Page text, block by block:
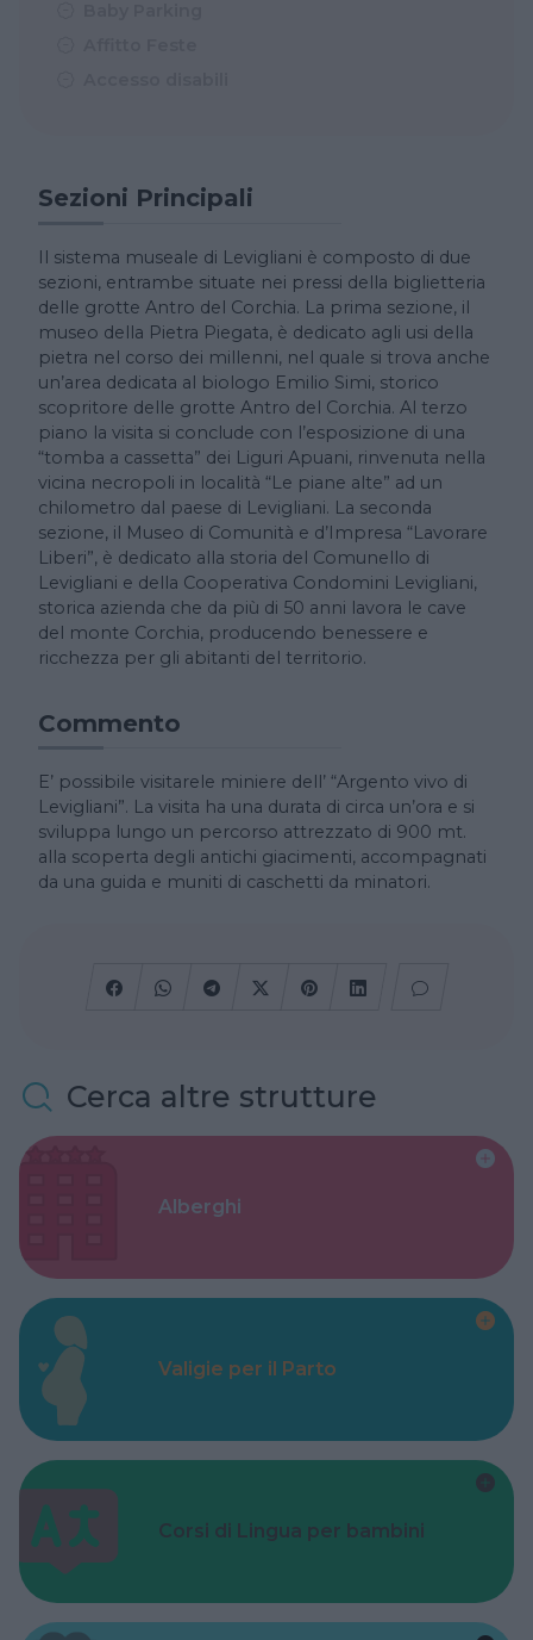
Sezioni Principali
Il sistema museale di Levigliani è composto di due
sezioni, entrambe situate nei pressi della biglietteria
delle grotte Antro del Corchia. La prima sezione, il
museo della Pietra Piegata, è dedicato agli usi della
pietra nel corso dei millenni, nel quale si trova anche
un’area dedicata al biologo Emilio Simi, storico
scopritore delle grotte Antro del Corchia. Al terzo
piano la visita si conclude con l’esposizione di una
“tomba a cassetta” dei Liguri Apuani, rinvenuta nella
vicina necropoli in località “Le piane alte” ad un
chilometro dal paese di Levigliani. La seconda
sezione, il Museo di Comunità e d’Impresa “Lavorare
Liberi”, è dedicato alla storia del Comunello di
Levigliani e della Cooperativa Condomini Levigliani,
storica azienda che da più di 50 anni lavora le cave
del monte Corchia, producendo benessere e
ricchezza per gli abitanti del territorio.
Commento
E’ possibile visitarele miniere dell’ “Argento vivo di
Levigliani”. La visita ha una durata di circa un’ora e si
sviluppa lungo un percorso attrezzato di 900 mt.
alla scoperta degli antichi giacimenti, accompagnati
da una guida e muniti di caschetti da minatori.
Cerca altre strutture
Alberghi
Valigie per il Parto
Corsi di Lingua per bambini